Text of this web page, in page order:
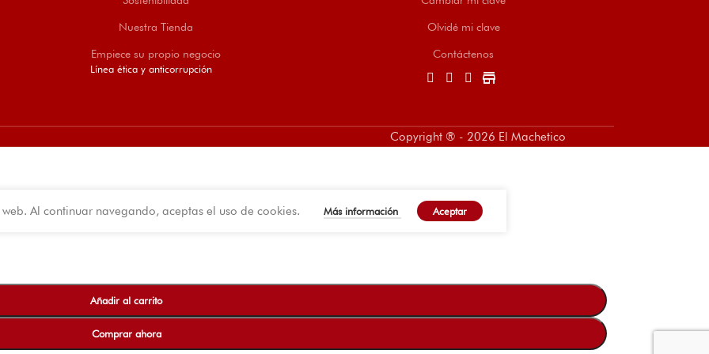
Nuestra Tienda
Empiece su propio negocio
Línea ética y anticorrupción
Olvidé mi clave
Contáctenos
store
Copyright ® - 2026 El Machetico
Al continuar navegando, aceptas el uso de cookies. Más información Aceptar
Añadir al carrito
Comprar ahora